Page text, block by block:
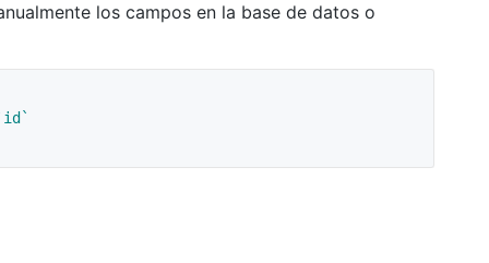
los campos en la base de datos o